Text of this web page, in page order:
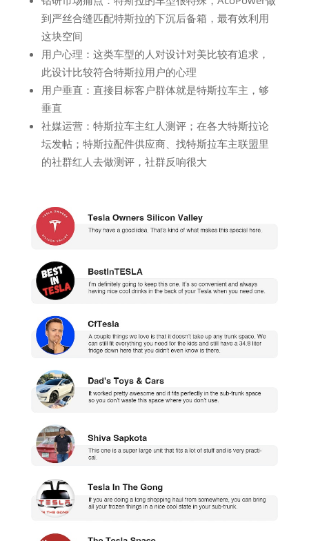
到严丝合缝匹配特斯拉的下沉后备箱，最有效利用
这块空间
用户心理：这类车型的人对设计对美比较有追求，
此设计比较符合特斯拉用户的心理
用户垂直：直接目标客户群体就是特斯拉车主，够
垂直
社媒运营：特斯拉车主红人测评；在各大特斯拉论
坛发帖；特斯拉配件供应商、找特斯拉车主联盟里
的社群红人去做测评，社群反响很大